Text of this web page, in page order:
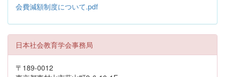
会費減額制度について.pdf
日本社会教育学会事務局
〒189-0012